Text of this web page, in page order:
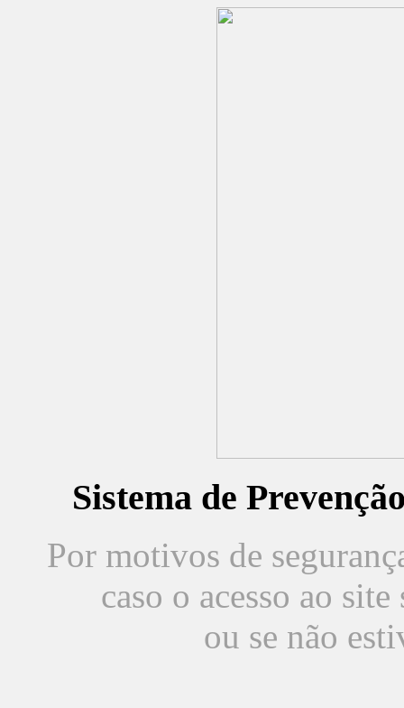
Sistema de
Por motivos de
caso o acesso ao
ou se não